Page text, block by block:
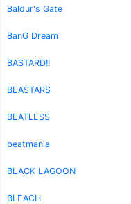
Baldur's Gate
BanG Dream
BASTARD!!
BEASTARS
BEATLESS
beatmania
BLACK LAGOON
BLEACH